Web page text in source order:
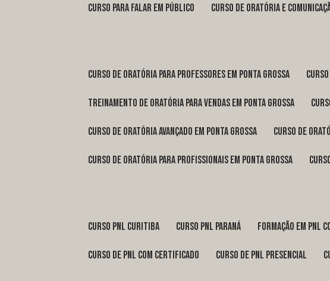
curso para falar em público curso de oratória e
curso de oratória para professores em Ponta Grossa
treinamento de oratória para vendas em Ponta Grossa
curso de oratória avançado em Ponta Grossa curso de
curso de oratória para profissionais em Ponta Grossa
curso pnl Curitiba curso pnl Paraná formação em pnl
curso de pnl com certificado curso de pnl presencial